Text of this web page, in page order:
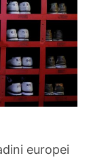
europei